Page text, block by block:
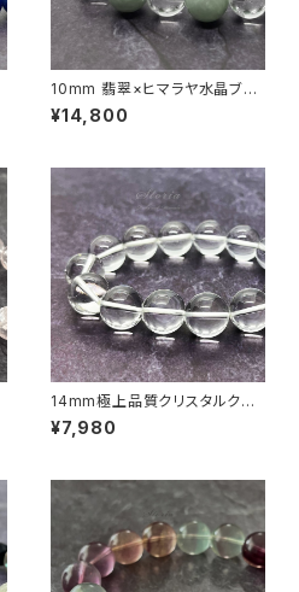
10mm 翡翠×ヒマラヤ水晶ブレ
スレット
¥14,800
14mm極上品質クリスタルクォ
ーツ（天然水晶）ブレスレット【ミ
ナスジェライス産】
¥7,980